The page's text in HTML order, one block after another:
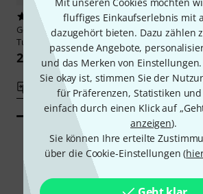
fluffiges Einkaufserlebnis mit
dazugehört bieten. Dazu zählen
passende Angebote,
und das Merken von
Sie okay ist, stimmen Sie der
für Präferenzen, Statistiken
einfach durch einen Klick auf
anzeigen).
Sie können Ihre erteilte
über die Cookie-Einstellungen (
7
GotohGB528 1R N Bass Single
Tuner
29,50 €
Vergleichen
Gotoh
24,90 €
Smart Navigator